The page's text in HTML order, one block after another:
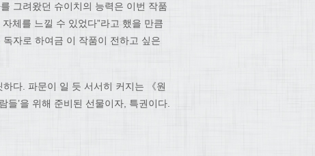
그려왔던 슈이치의 능력은 이번 작품
체를 느낄 수 있었다”라고 했을 만큼
자로 하여금 이 작품이 전하고 싶은
다. 파문이 일 듯 서서히 커지는 《원
들’을 위해 준비된 선물이자, 특권이다.